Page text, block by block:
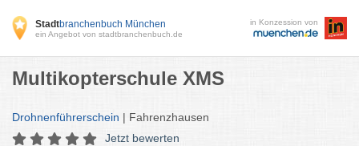
Stadtbranchenbuch München
ein Angebot von stadtbranchenbuch.de
in Konzession von
Multikopterschule XMS
Drohnenführerschein | Fahrenzhausen
Jetzt bewerten